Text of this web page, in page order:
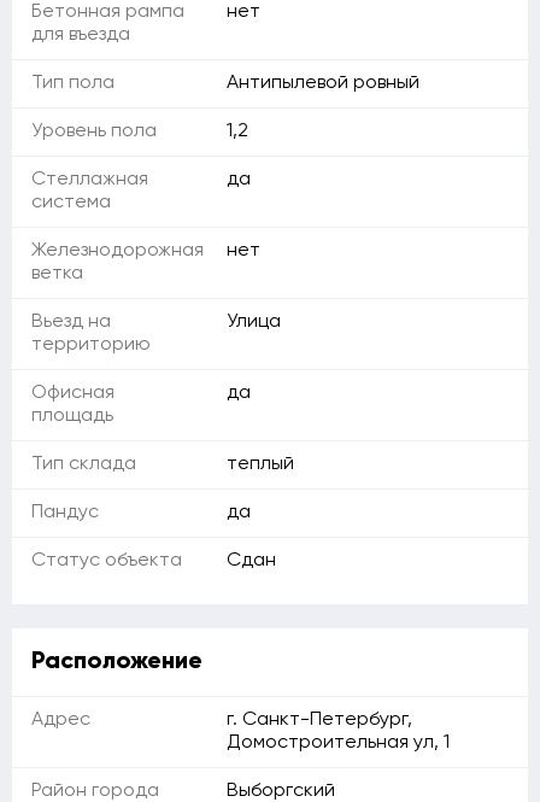
Бетонная рампа
для въезда
нет
Тип пола Антипылевой ровный
Уровень пола 1,2
Стеллажная
система
да
Железнодорожная
ветка
нет
Вьезд на
территорию
Улица
Офисная
площадь
да
Тип склада теплый
Пандус да
Статус объекта Сдан
Расположение
Адрес
г. Санкт-Петербург,
Домостроительная ул, 1
Район города Выборгский